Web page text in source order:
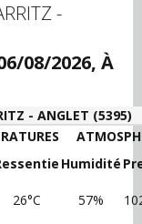
-
08/2026, À
- ANGLET (5395)
Humidité
26°C 57%